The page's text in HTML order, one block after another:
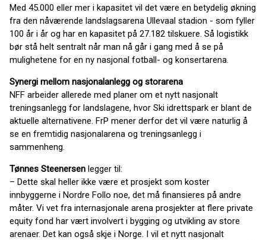
Med 45.000 eller mer i kapasitet vil det være en betydelig økning
fra den nåværende landslagsarena Ullevaal stadion - som fyller
100 år i år og har en kapasitet på 27.182 tilskuere. Så logistikk
bør stå helt sentralt når man nå går i gang med å se på
mulighetene for en ny nasjonal fotball- og konsertarena.
Synergi mellom nasjonalanlegg og storarena
NFF arbeider allerede med planer om et nytt nasjonalt
treningsanlegg for landslagene, hvor Ski idrettspark er blant de
aktuelle alternativene. FrP mener derfor det vil være naturlig å
se en fremtidig nasjonalarena og treningsanlegg i
sammenheng.
Tønnes Steenersen legger til:
– Dette skal heller ikke være et prosjekt som koster
innbyggerne i Nordre Follo noe, det må finansieres på andre
måter. Vi vet fra internasjonale arena prosjekter at flere private
equity fond har vært involvert i bygging og utvikling av store
arenaer. Det kan også skje i Norge. I vil et nytt nasjonalt